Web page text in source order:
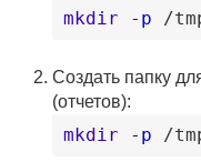
mkdir -p /
Создать папку
(отчетов):
mkdir -p /